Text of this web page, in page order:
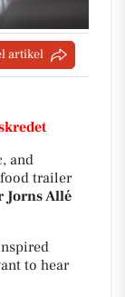
artikel
and
trailer
Jorns Allé
to hear